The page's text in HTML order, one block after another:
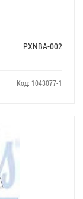
PXNBA-002
Код: 1043077-1